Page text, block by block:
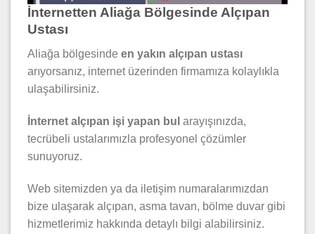
İnternetten Aliağa Bölgesinde Alçıpan
Ustası
Aliağa bölgesinde en yakın alçıpan ustası
arıyorsanız, internet üzerinden firmamıza kolaylıkla
ulaşabilirsiniz.
İnternet alçıpan işi yapan bul arayışınızda,
tecrübeli ustalarımızla profesyonel çözümler
sunuyoruz.
Web sitemizden ya da iletişim numaralarımızdan
bize ulaşarak alçıpan, asma tavan, bölme duvar gibi
hizmetlerimiz hakkında detaylı bilgi alabilirsiniz.